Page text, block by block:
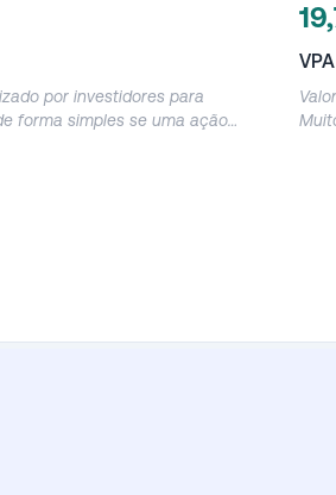
por investidores para
forma simples se uma ação
VPA